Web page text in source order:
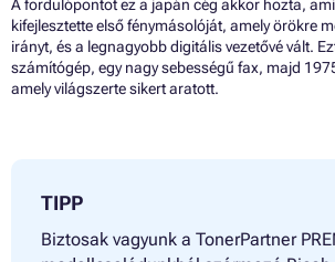
Toner RICOH AFICIO 3025SP
Toner RICOH AFICIO 3030
Toner RICOH AFICIO 3030 SERIES
Toner RICOH AFICIO 3030AD
Toner RICOH AFICIO 3030P
Toner RICOH AFICIO MP2510
Toner RICOH AFICIO MP2510AD
Toner RICOH AFICIO MP2550
Toner RICOH AFICIO MP2550 SERIES
A fordulópontot ez a japán cég akkor hozta,
kifejlesztette első fénymásolóját, amely örökre
irányt, és a legnagyobb digitális vezetővé vált.
számítógép, egy nagy sebességű fax, majd
amely világszerte sikert aratott.
TIPP
Biztosak vagyunk a TonerPartner